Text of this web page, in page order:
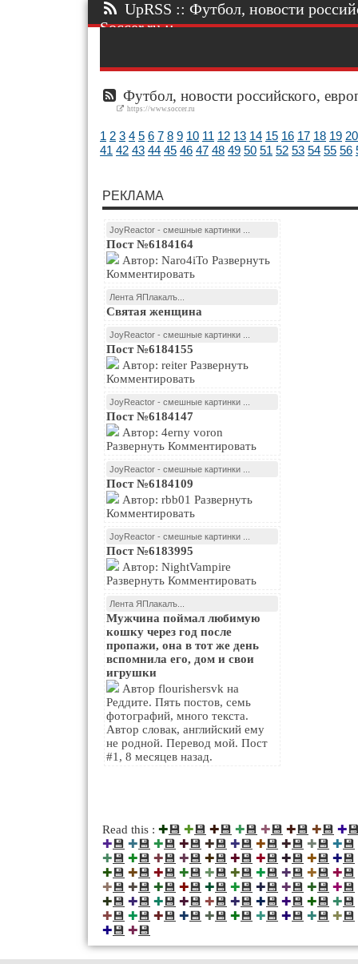
UpRSS :: Футбол, новости
Soccer.ru ::.
Футбол, новости российского,
https://www.soccer.ru
1 2 3 4 5 6 7 8 9 10 11 12 13 14 15 16 17 18 19 20
41 42 43 44 45 46 47 48 49 50 51 52 53 54 55 56
РЕКЛАМА
JoyReactor - смешные картинки ...
Пост №6184164
Комментировать
Лента ЯПлакалъ...
Святая женщина
JoyReactor - смешные картинки ...
Пост №6184155
Комментировать
JoyReactor - смешные картинки ...
Пост №6184147
Развернуть Комментировать
JoyReactor - смешные картинки ...
Пост №6184109
Комментировать
JoyReactor - смешные картинки ...
Пост №6183995
Развернуть Комментировать
Лента ЯПлакалъ...
Мужчина поймал любимую
кошку через год после
пропажи, она в тот же день
вспомнила его, дом и свои
игрушки
Реддите. Пять постов, семь
фотографий, много текста.
Автор словак, английский ему
не родной. Перевод мой. Пост
#1, 8 месяцев назад.
Read this : ✚💾 ✚💾 ✚💾 ✚💾 ✚💾 ✚💾 ✚💾 ✚
✚💾 ✚💾 ✚💾 ✚💾 ✚💾 ✚💾 ✚💾 ✚💾 ✚💾 ✚💾
✚💾 ✚💾 ✚💾 ✚💾 ✚💾 ✚💾 ✚💾 ✚💾 ✚💾 ✚💾
✚💾 ✚💾 ✚💾 ✚💾 ✚💾 ✚💾 ✚💾 ✚💾 ✚💾 ✚💾
✚💾 ✚💾 ✚💾 ✚💾 ✚💾 ✚💾 ✚💾 ✚💾 ✚💾 ✚💾
✚💾 ✚💾 ✚💾 ✚💾 ✚💾 ✚💾 ✚💾 ✚💾 ✚💾 ✚💾
✚💾 ✚💾 ✚💾 ✚💾 ✚💾 ✚💾 ✚💾 ✚💾 ✚💾 ✚💾
✚💾 ✚💾